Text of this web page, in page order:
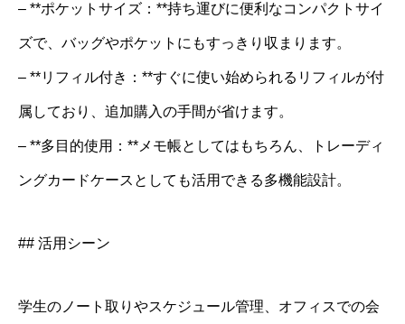
– **ポケットサイズ：**持ち運びに便利なコンパクトサイ
ズで、バッグやポケットにもすっきり収まります。
– **リフィル付き：**すぐに使い始められるリフィルが付
属しており、追加購入の手間が省けます。
– **多目的使用：**メモ帳としてはもちろん、トレーディ
ングカードケースとしても活用できる多機能設計。
## 活用シーン
学生のノート取りやスケジュール管理、オフィスでの会